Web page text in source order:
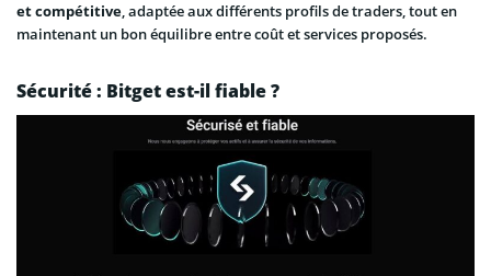
et compétitive, adaptée aux différents profils de traders, tout en
maintenant un bon équilibre entre coût et services proposés.
Sécurité : Bitget est-il fiable ?